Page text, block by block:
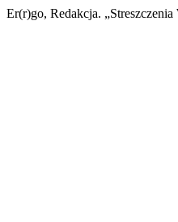
Er(r)go, Redakcja.